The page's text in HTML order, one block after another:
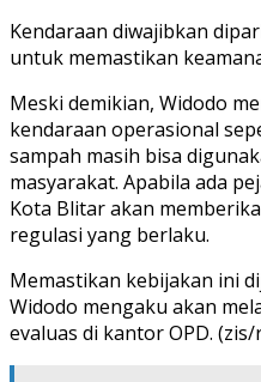
Kendaraan diwajibkan
untuk memastikan
Meski demikian, Widodo
kendaraan operasional
sampah masih bisa
masyarakat. Apabila ada
Kota Blitar akan
regulasi yang berlaku.
Memastikan kebijakan ini
Widodo mengaku akan
evaluas di kantor OPD. (zis/